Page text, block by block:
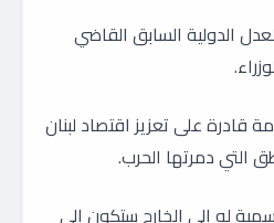
الدولية السابق القاضي
على تعزيز اقتصاد لبنان
التي دمرتها الحرب.
له إلى الخارج ستكون إلى